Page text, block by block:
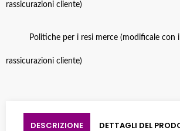
rassicurazioni cliente)
Politiche per i resi merce (modificale con
rassicurazioni cliente)
DESCRIZIONE DETTAGLI DEL